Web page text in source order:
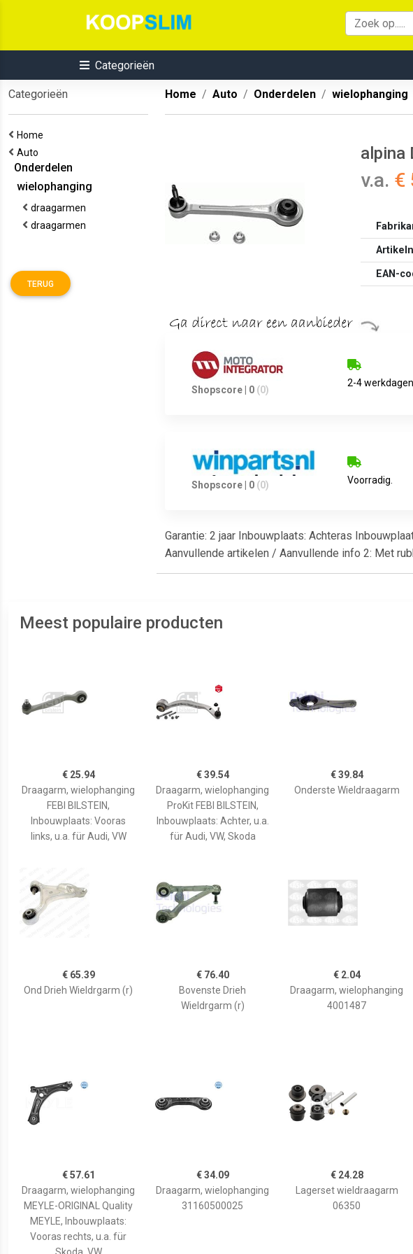
Categorieën
Categorieën
Home
Auto
Onderdelen
wielophanging
draagarmen
draagarmen
TERUG
Home Auto Onderdelen wielophanging
alpina
v.a. €
EAN-
Shopscore | 0 (0)
2-4 werkdagen
Shopscore | 0 (0) Voorradig.
Garantie: 2 jaar Inbouwplaats: Achteras
Aanvullende artikelen / Aanvullende info 2: Met
Meest populaire producten
€ 25.94
Draagarm, wielophanging
FEBI BILSTEIN,
Inbouwplaats: Vooras
links, u.a. für Audi, VW
€ 39.54
Draagarm, wielophanging
ProKit FEBI BILSTEIN,
Inbouwplaats: Achter, u.a.
für Audi, VW, Skoda
€ 39.84
Onderste Wieldraagarm
€ 65.39
Ond Drieh Wieldrgarm (r)
€ 76.40
Bovenste Drieh
Wieldrgarm (r)
€ 2.04
Draagarm, wielophanging
4001487
€ 57.61
Draagarm, wielophanging
MEYLE-ORIGINAL Quality
MEYLE, Inbouwplaats:
Vooras rechts, u.a. für
Skoda, VW
€ 34.09
Draagarm, wielophanging
31160500025
€ 24.28
Lagerset wieldraagarm
06350